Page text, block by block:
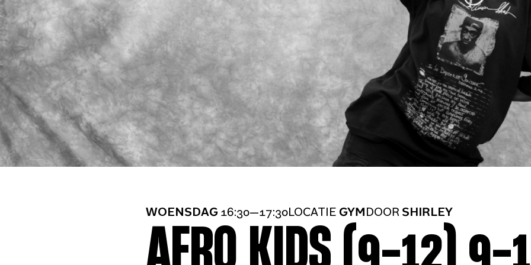
WOENSDAG 16:30—17:30LOCATIE GYM DOOR SHIRLEY
AFRO KIDS (9-12) 9-